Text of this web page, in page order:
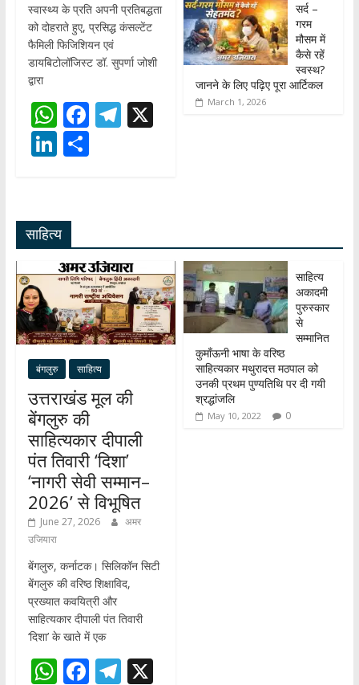
स्वास्थ्य के प्रति अपनी प्रतिबद्धता
को दोहराते हुए, प्रसिद्ध कंसल्टेंट
फैमिली फिजिशियन एवं
डायबिटोलॉजिस्ट डॉ. सुपर्णा जोशी
द्वारा
W
h
at
A
p
p
F
ac
e
o
k
T
m
X
Li
e
dI
n
S
सर्द –
गरम
मौसम में
कैसे रहें
स्वस्थ?
जानने के लिए पढ़िए पूरा आर्टिकल
March 1, 2026
साहित्य
बंगलुरु साहित्य
उत्तराखंड मूल की
बेंगलुरु की
साहित्यकार दीपाली
पंत तिवारी ‘दिशा’
‘नागरी सेवी सम्मान–
2026’ से विभूषित
June 27, 2026
अमर
उजियारा
बेंगलुरु, कर्नाटक। सिलिकॉन सिटी
बेंगलुरु की वरिष्ठ शिक्षाविद,
प्रख्यात कवयित्री और
साहित्यकार दीपाली पंत तिवारी
‘दिशा’ के खाते में एक
W F T X
साहित्य
अकादमी
पुरुस्कार
से
सम्मानित
कुमाँऊनी भाषा के वरिष्ठ
साहित्यकार मथुरादत्त मठपाल को
उनकी प्रथम पुण्यतिथि पर दी गयी
श्रद्धांजलि
May 10, 2022 0